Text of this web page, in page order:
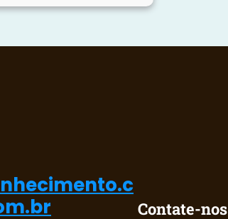
sobre
Contate-nos